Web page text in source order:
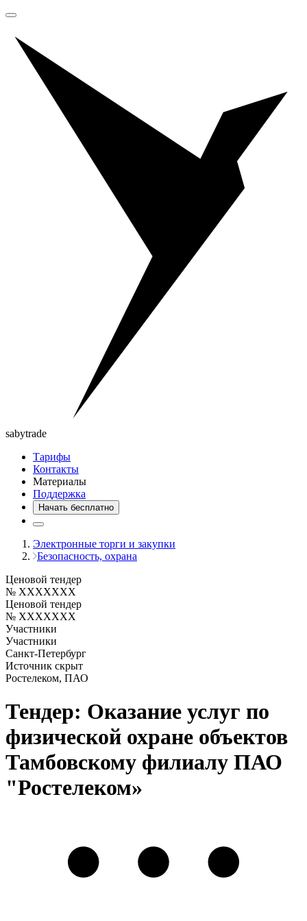
sabytrade
Тарифы
Контакты
Материалы
Поддержка
Начать бесплатно
Электронные торги и закупки
Безопасность, охрана
Ценовой тендер
№ XXXXXXX
Ценовой тендер
№ XXXXXXX
Участники
Участники
Санкт-Петербург
Источник скрыт
Ростелеком, ПАО
Тендер: Оказание услуг по
физической охране объектов
Тамбовскому филиалу ПАО
"Ростелеком»